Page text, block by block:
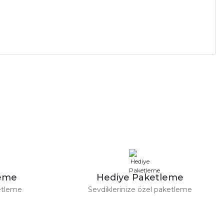
Hediye Paketleme
Sevdiklerinize özel paketleme